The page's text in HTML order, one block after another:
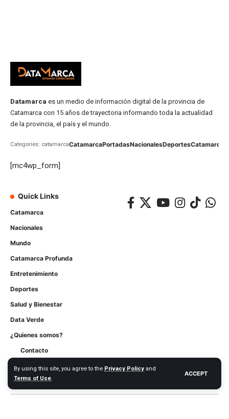
By using this site, you agree to the Privacy Policy and
Terms of Use.
ACCEPT
Datamarca es un medio de información digital de la provincia de
Catamarca con 15 años de trayectoria informando toda la actualidad
de la provincia, el país y el mundo.
Categories: catamarcaCatamarcaPortadasNacionalesDeportesCatamarca
[mc4wp_form]
Quick Links
Catamarca
Nacionales
Mundo
Catamarca Profunda
Entretenimiento
Deportes
Salud y Bienestar
Data Verde
¿Quienes somos?
Contacto
Publicidad